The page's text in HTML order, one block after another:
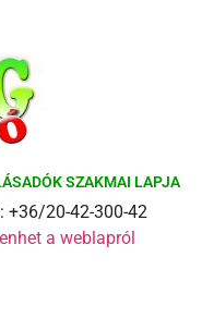
SZAKMAI LAPJA
+36/20-42-300-42
a weblapról